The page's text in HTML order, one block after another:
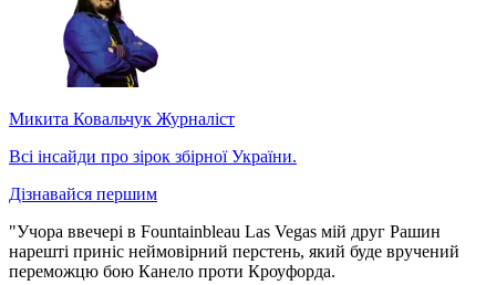
Микита Ковальчук Журналіст
Всі інсайди про зірок збірної України.
Дізнавайся першим
"Учора ввечері в Fountainbleau Las Vegas мій друг Рашин
нарешті приніс неймовірний перстень, який буде вручений
переможцю бою Канело проти Кроуфорда.